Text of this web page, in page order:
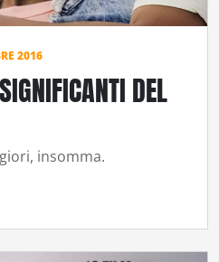
2016
DEL
insomma.